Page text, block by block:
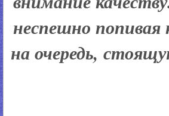
неспешно
на очередь,